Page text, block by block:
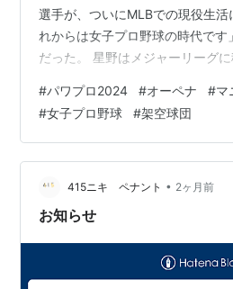
選手が、ついにMLBでの現役生活
れからは女子プロ野球の時代です
だった。 星野はメジャーリーグ
して15人ものオーナーとの約束を
ナーの1人として加わって、16球
することになった。 以下は各球
リーグ初年度が始動。まずは１
まずは１球団目。チーム名のブラ
ント語で「白熊」を表します…
#パワプロ2024 #オーペナ #マ
#女子プロ野球 #架空球団
415ニキ ペナント • 2ヶ月前
お知らせ